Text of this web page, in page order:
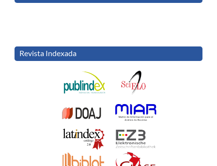
Revista Indexada